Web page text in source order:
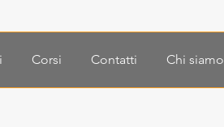
Corsi Contatti Chi siamo